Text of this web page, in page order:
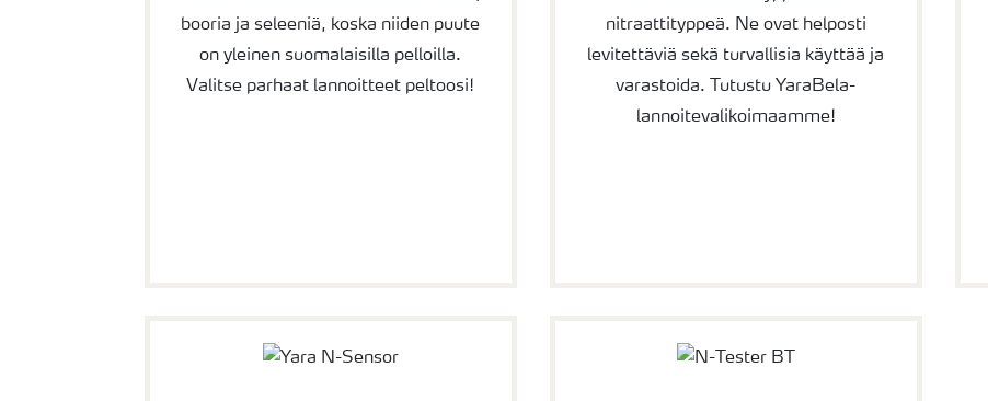
booria ja seleeniä, koska niiden puute
on yleinen suomalaisilla pelloilla.
Valitse parhaat lannoitteet peltoosi!
nitraattityppeä. Ne ovat helposti
levitettäviä sekä turvallisia käyttää ja
varastoida. Tutustu YaraBela-
lannoitevalikoimaamme!